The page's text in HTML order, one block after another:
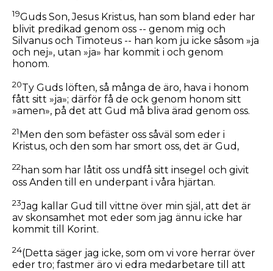
19Guds Son, Jesus Kristus, han som bland eder har
blivit predikad genom oss -- genom mig och
Silvanus och Timoteus -- han kom ju icke såsom »ja
och nej», utan »ja» har kommit i och genom
honom.
20Ty Guds löften, så många de äro, hava i honom
fått sitt »ja»; därför få de ock genom honom sitt
»amen», på det att Gud må bliva ärad genom oss.
21 Men den som befäster oss såväl som eder i
Kristus, och den som har smort oss, det är Gud,
22han som har låtit oss undfå sitt insegel och givit
oss Anden till en underpant i våra hjärtan.
23Jag kallar Gud till vittne över min själ, att det är
av skonsamhet mot eder som jag ännu icke har
kommit till Korint.
24(Detta säger jag icke, som om vi vore herrar över
eder tro; fastmer äro vi edra medarbetare till att